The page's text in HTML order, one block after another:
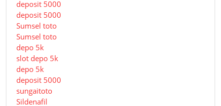
deposit 5000
deposit 5000
Sumsel toto
Sumsel toto
depo 5k
slot depo 5k
depo 5k
deposit 5000
sungaitoto
Sildenafil